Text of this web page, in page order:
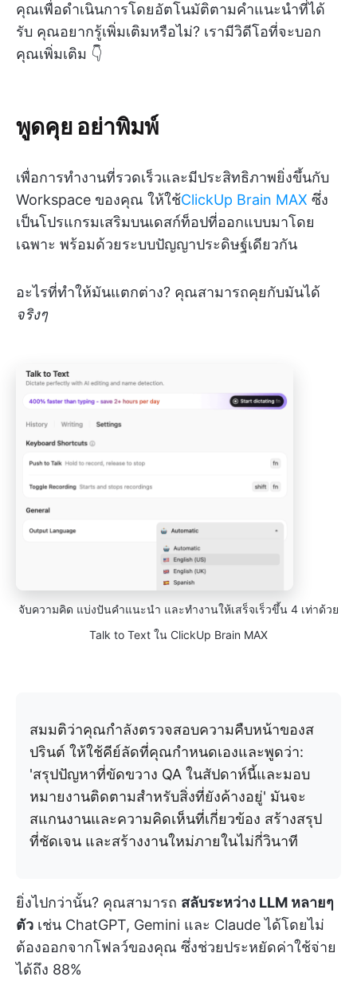
คุณเพื่อดำเนินการโดยอัตโนมัติตามคำแนะนำที่ได้
รับ คุณอยากรู้เพิ่มเติมหรือไม่? เรามีวิดีโอที่จะบอก
คุณเพิ่มเติม 👇
พูดคุย อย่าพิมพ์
เพื่อการทำงานที่รวดเร็วและมีประสิทธิภาพยิ่งขึ้นกับ
Workspace ของคุณ ให้ใช้ClickUp Brain MAX ซึ่ง
เป็นโปรแกรมเสริมบนเดสก์ท็อปที่ออกแบบมาโดย
เฉพาะ พร้อมด้วยระบบปัญญาประดิษฐ์เดียวกัน
อะไรที่ทำให้มันแตกต่าง? คุณสามารถคุยกับมันได้
จริงๆ
จับความคิด แบ่งปันคำแนะนำ และทำงานให้เสร็จเร็วขึ้น 4 เท่าด้วย
Talk to Text ใน ClickUp Brain MAX
สมมติว่าคุณกำลังตรวจสอบความคืบหน้าของส
ปรินต์ ให้ใช้คีย์ลัดที่คุณกำหนดเองและพูดว่า:
'สรุปปัญหาที่ขัดขวาง QA ในสัปดาห์นี้และมอบ
หมายงานติดตามสำหรับสิ่งที่ยังค้างอยู่' มันจะ
สแกนงานและความคิดเห็นที่เกี่ยวข้อง สร้างสรุป
ที่ชัดเจน และสร้างงานใหม่ภายในไม่กี่วินาที
ยิ่งไปกว่านั้น? คุณสามารถ สลับระหว่าง LLM หลายๆ
ตัว เช่น ChatGPT, Gemini และ Claude ได้โดยไม่
ต้องออกจากโฟลว์ของคุณ ซึ่งช่วยประหยัดค่าใช้จ่าย
ได้ถึง 88%